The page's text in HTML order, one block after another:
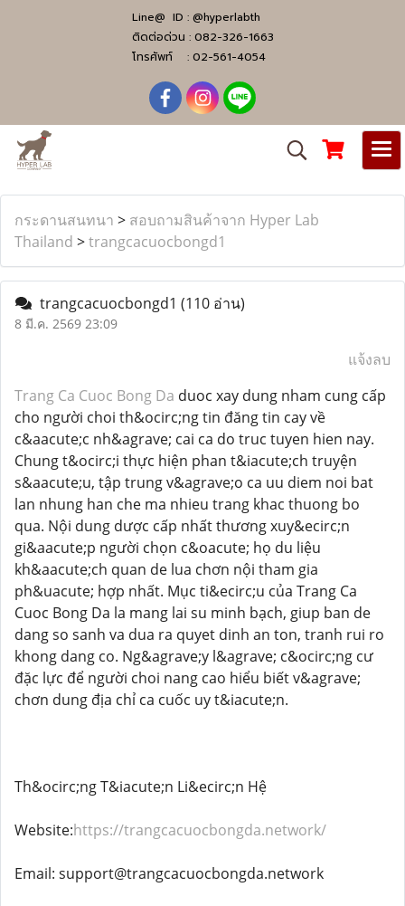
Line@ ID : @hyperlabth
ติดต่อด่วน : 082-326-1663
โทรศัพท์ : 02-561-4054
กระดานสนทนา > สอบถามสินค้าจาก Hyper Lab
Thailand >trangcacuocbongd1
trangcacuocbongd1 (110 อ่าน)
8 มี.ค. 2569 23:09
แจ้งลบ
Trang Ca Cuoc Bong Da duoc xay dung nham cung cấp
cho người choi th&ocirc;ng tin đăng tin cay về
c&aacute;c nh&agrave; cai ca do truc tuyen hien nay.
Chung t&ocirc;i thực hiện phan t&iacute;ch truyện
s&aacute;u, tập trung v&agrave;o ca uu diem noi bat
lan nhung han che ma nhieu trang khac thuong bo
qua. Nội dung dược cấp nhất thương xuy&ecirc;n
gi&aacute;p người chọn c&oacute; họ du liệu
kh&aacute;ch quan de lua chơn nội tham gia
ph&uacute; hợp nhất. Mục ti&ecirc;u của Trang Ca
Cuoc Bong Da la mang lai su minh bạch, giup ban de
dang so sanh va dua ra quyet dinh an ton, tranh rui ro
khong dang co. Ng&agrave;y l&agrave; c&ocirc;ng cư
đặc lực để người choi nang cao hiểu biết v&agrave;
chơn dung địa chỉ ca cuốc uy t&iacute;n.
Th&ocirc;ng T&iacute;n Li&ecirc;n Hệ
Website:https://trangcacuocbongda.network/
Email: support@trangcacuocbongda.network